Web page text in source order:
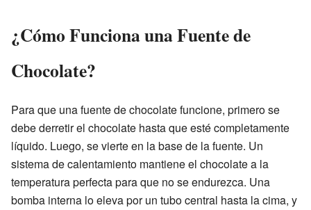
¿Cómo Funciona una Fuente de
Chocolate?
Para que una fuente de chocolate funcione, primero se
debe derretir el chocolate hasta que esté completamente
líquido. Luego, se vierte en la base de la fuente. Un
sistema de calentamiento mantiene el chocolate a la
temperatura perfecta para que no se endurezca. Una
bomba interna lo eleva por un tubo central hasta la cima, y